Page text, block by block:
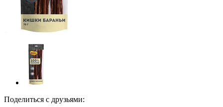
Поделиться с друзьями: